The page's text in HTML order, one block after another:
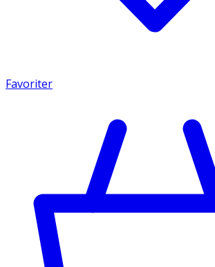
Favoriter